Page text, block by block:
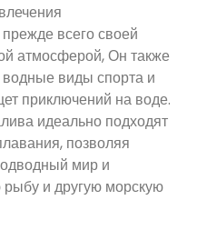
всего своей
атмосферой, Он также
виды спорта и
приключений на воде.
идеально подходят
позволяя
мир и
и другую морскую